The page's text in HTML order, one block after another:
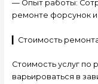
— Опыт работы:
ремонте форсунок
▎Стоимость
Стоимость услуг
варьироваться в